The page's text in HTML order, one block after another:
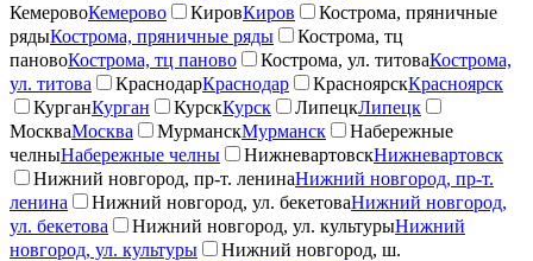
КемеровоКемерово КировКиров
Кострома, пряничные
рядыКострома, пряничные ряды
Кострома, тц
пановоКострома, тц паново Кострома, ул. титоваКострома,
ул. титова
КраснодарКраснодар КрасноярскКрасноярск
КурганКурган КурскКурск ЛипецкЛипецк
МоскваМосква МурманскМурманск
Набережные
челныНабережные челны НижневартовскНижневартовск
Нижний новгород, пр-т. ленинаНижний новгород, пр-т.
ленина
Нижний новгород, ул. бекетоваНижний новгород,
ул. бекетова
Нижний новгород, ул. культурыНижний
новгород, ул. культуры
Нижний новгород, ш.